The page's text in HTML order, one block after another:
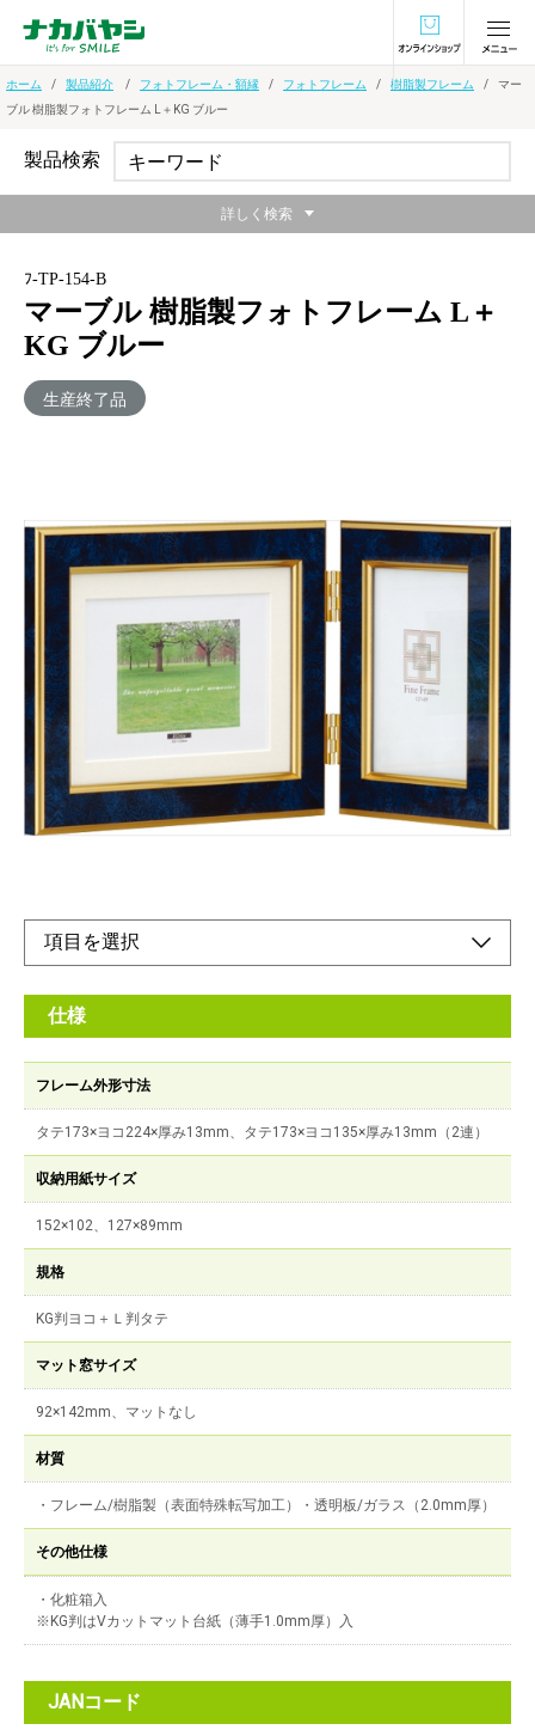
オンラインショ
ホーム 製品紹介 フォトフレーム・額縁 フォトフレーム 樹脂製フレーム
マー
ブル 樹脂製フォトフレーム L＋KG ブルー
ﾌ-TP-154-B
マーブル 樹脂製フォトフレーム L＋
KG ブルー
生産終了品
大理石調の樹脂製フレーム
メーカー希望小売価格：
¥2,760 + 税
生産終了品
高級感漂う、特殊加工フレームです。記念写真とスナップ写真を
仕様
フレーム外形寸法
タテ173×ヨコ224×厚み13mm、タテ173×ヨコ135×厚み13mm（2連）
収納用紙サイズ
152×102、127×89mm
規格
KG判ヨコ＋Ｌ判タテ
マット窓サイズ
92×142mm、マットなし
材質
・フレーム/樹脂製（表面特殊転写加工）・透明板/ガラス（2.0mm厚）
その他仕様
・化粧箱入
※KG判はVカットマット台紙（薄手1.0mm厚）入
JANコード
製品検索
詳しく検索